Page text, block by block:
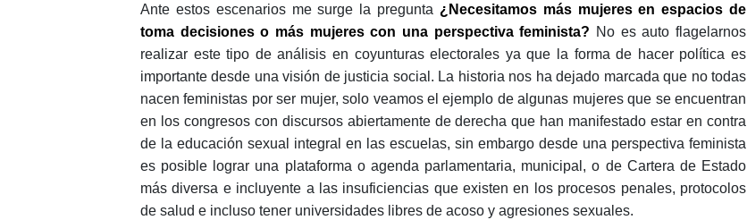
Ante estos escenarios me surge la pregunta ¿Necesitamos más mujeres en espacios de
toma decisiones o más mujeres con una perspectiva feminista? No es auto flagelarnos
realizar este tipo de análisis en coyunturas electorales ya que la forma de hacer política es
importante desde una visión de justicia social. La historia nos ha dejado marcada que no todas
nacen feministas por ser mujer, solo veamos el ejemplo de algunas mujeres que se encuentran
en los congresos con discursos abiertamente de derecha que han manifestado estar en contra
de la educación sexual integral en las escuelas, sin embargo desde una perspectiva feminista
es posible lograr una plataforma o agenda parlamentaria, municipal, o de Cartera de Estado
más diversa e incluyente a las insuficiencias que existen en los procesos penales, protocolos
de salud e incluso tener universidades libres de acoso y agresiones sexuales.